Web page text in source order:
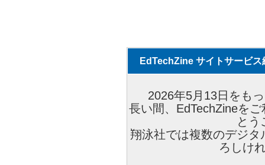
EdTechZine サイトサービス
2026年5月13日をも
長い間、EdTechZineを
とう
翔泳社では複数のデジ
ろしけ